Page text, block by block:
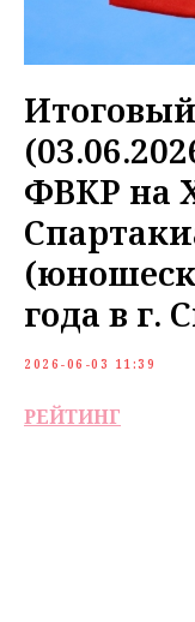
ФВКР на
года в г.
2026-06-03 11:39
РЕЙТИНГ